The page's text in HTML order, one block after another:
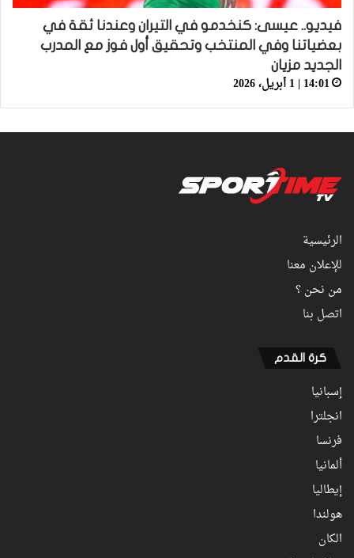
فيديو.. عيسى: كنخدمو في التيران وعندنا ثقة في
بعضياتنا وفي المنتخب وتحقيق أول فوز مع المدرب
الجديد مزيان
14:01 | 1 أبريل، 2026
الرئيسية
للإعلان معنا
من نحن ؟
اتصل بنا
كرة القدم
إسبانيا
انجلترا
فرنسا
ألمانيا
إيطاليا
هولندا
الكان